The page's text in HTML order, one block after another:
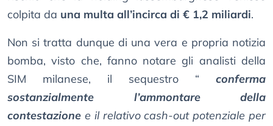
colpita da una multa all’incirca di € 1,2 miliardi.
Non si tratta dunque di una vera e propria notizia
bomba, visto che, fanno notare gli analisti della
SIM milanese, il sequestro “
conferma
sostanzialmente l’ammontare della
contestazione e il relativo cash-out potenziale per